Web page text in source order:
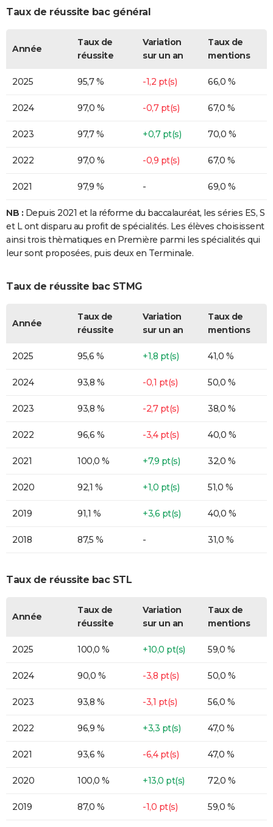
Taux de réussite bac général
Année
Taux de
réussite
Variation
sur un an
Taux de
mentions
2025 95,7 % -1,2 pt(s) 66,0 %
2024 97,0 % -0,7 pt(s) 67,0 %
2023 97,7 % +0,7 pt(s) 70,0 %
2022 97,0 % -0,9 pt(s) 67,0 %
2021 97,9 % - 69,0 %
NB : Depuis 2021 et la réforme du baccalauréat, les séries ES, S
et L ont disparu au profit de spécialités. Les élèves choisissent
ainsi trois thèmatiques en Première parmi les spécialités qui
leur sont proposées, puis deux en Terminale.
Taux de réussite bac STMG
Année
Taux de
réussite
Variation
sur un an
Taux de
mentions
2025 95,6 % +1,8 pt(s) 41,0 %
2024 93,8 % -0,1 pt(s) 50,0 %
2023 93,8 % -2,7 pt(s) 38,0 %
2022 96,6 % -3,4 pt(s) 40,0 %
2021 100,0 % +7,9 pt(s) 32,0 %
2020 92,1 % +1,0 pt(s) 51,0 %
2019 91,1 % +3,6 pt(s) 40,0 %
2018 87,5 % - 31,0 %
Taux de réussite bac STL
Année
Taux de
réussite
Variation
sur un an
Taux de
mentions
2025 100,0 % +10,0 pt(s) 59,0 %
2024 90,0 % -3,8 pt(s) 50,0 %
2023 93,8 % -3,1 pt(s) 56,0 %
2022 96,9 % +3,3 pt(s) 47,0 %
2021 93,6 % -6,4 pt(s) 47,0 %
2020 100,0 % +13,0 pt(s) 72,0 %
2019 87,0 % -1,0 pt(s) 59,0 %